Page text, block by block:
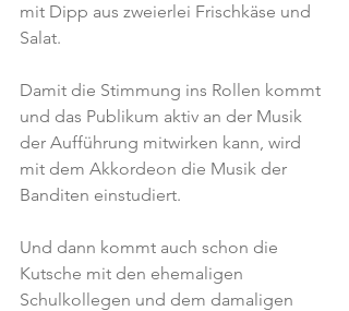
mit Dipp aus zweierlei Frischkäse und
Salat.
Damit die Stimmung ins Rollen kommt
und das Publikum aktiv an der Musik
der Aufführung mitwirken kann, wird
mit dem Akkordeon die Musik der
Banditen einstudiert.
Und dann kommt auch schon die
Kutsche mit den ehemaligen
Schulkollegen und dem damaligen